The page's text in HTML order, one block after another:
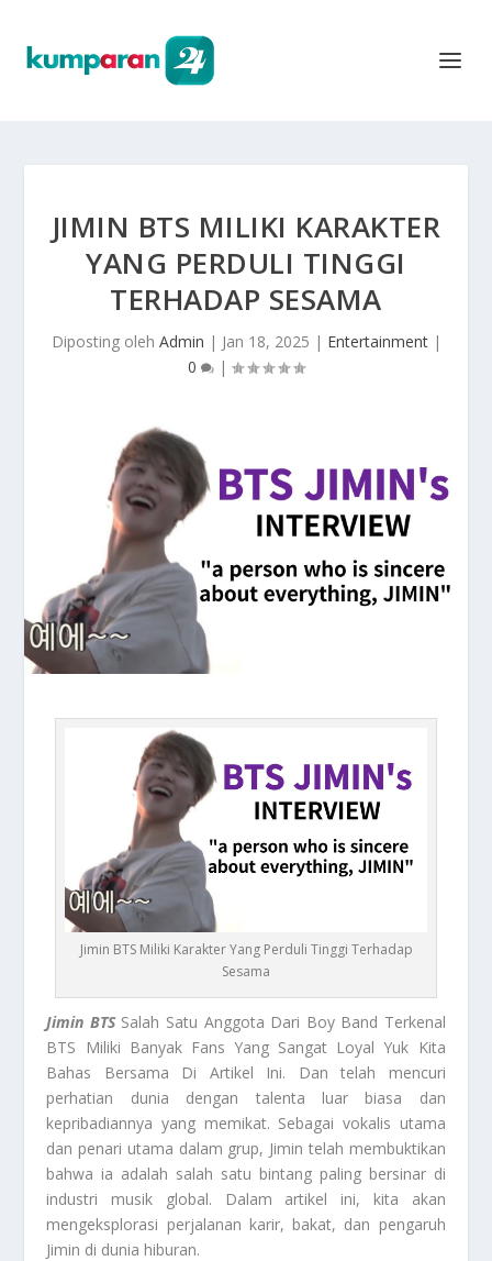
JIMIN BTS MILIKI KARAKTER
YANG PERDULI TINGGI
TERHADAP SESAMA
Diposting oleh Admin | Jan 18, 2025 | Entertainment|
0
|
Jimin BTS Miliki Karakter Yang Perduli Tinggi Terhadap
Sesama
Jimin BTSSalah Satu Anggota Dari Boy Band Terkenal
BTS Miliki Banyak Fans Yang Sangat Loyal Yuk Kita
Bahas Bersama Di Artikel Ini. Dan telah mencuri
perhatian dunia dengan talenta luar biasa dan
kepribadiannya yang memikat. Sebagai vokalis utama
dan penari utama dalam grup, Jimin telah membuktikan
bahwa ia adalah salah satu bintang paling bersinar di
industri musik global. Dalam artikel ini, kita akan
mengeksplorasi perjalanan karir, bakat, dan pengaruh
Jimin di dunia hiburan.